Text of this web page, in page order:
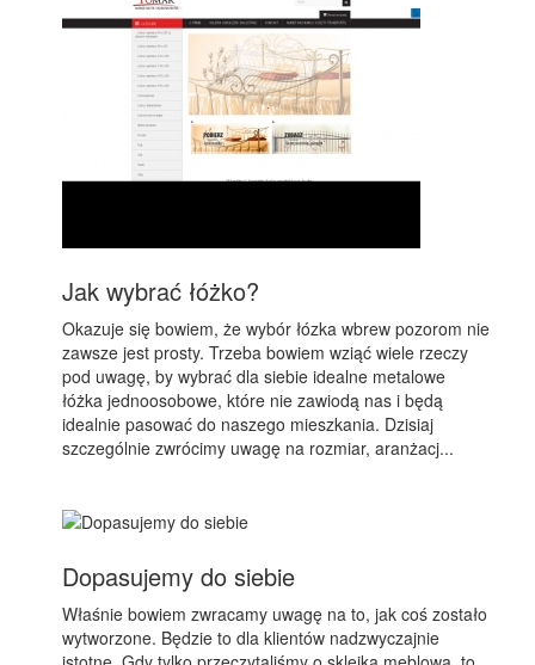
Jak wybrać łóżko?
Okazuje się bowiem, że wybór łózka wbrew pozorom nie
zawsze jest prosty. Trzeba bowiem wziąć wiele rzeczy
pod uwagę, by wybrać dla siebie idealne metalowe
łóżka jednoosobowe, które nie zawiodą nas i będą
idealnie pasować do naszego mieszkania. Dzisiaj
szczególnie zwrócimy uwagę na rozmiar, aranżacj...
Dopasujemy do siebie
Właśnie bowiem zwracamy uwagę na to, jak coś zostało
wytworzone. Będzie to dla klientów nadzwyczajnie